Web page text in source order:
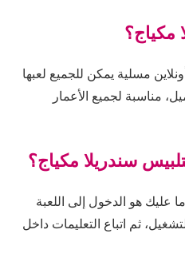
مكياج؟
مسلية يمكن للجميع لعبها
مناسبة لجميع الأعمار
سندريلا مكياج؟
عليك هو الدخول إلى اللعبة
ثم اتباع التعليمات داخل